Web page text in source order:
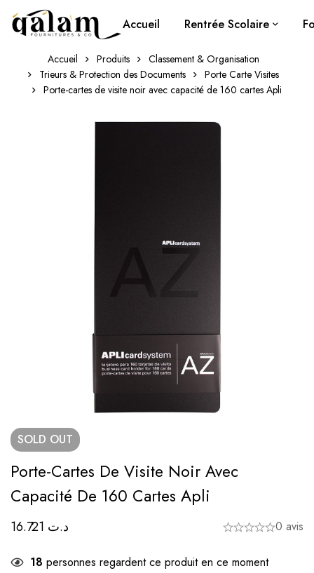
Accueil Rentrée Scolaire
Accueil Produits
Classement & Organisation
Trieurs & Protection des Documents
Porte Carte Visites
Porte-cartes de visite noir avec capacité de 160 cartes Apli
SOLD OUT
Porte-Cartes De Visite Noir Avec
Capacité De 160 Cartes Apli
د.ت 0 avis
18 personnes regardent ce produit en ce moment